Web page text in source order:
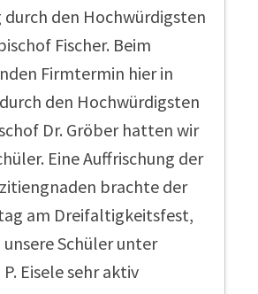
den Hochwürdigsten
Fischer. Beim
Firmtermin hier in
den Hochwürdigsten
Dr. Gröber hatten wir
Eine Auffrischung der
brachte der
am Dreifaltigkeitsfest,
unsere Schüler unter
Eisele sehr aktiv